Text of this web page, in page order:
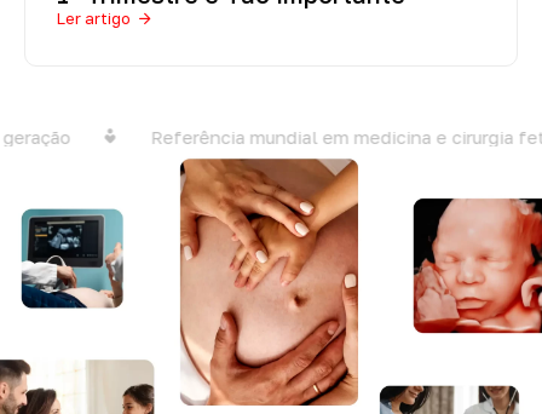
Ler artigo
Referência mundial em medicina e cirurgia